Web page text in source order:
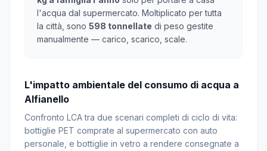
l'acqua dal supermercato. Moltiplicato per tutta
la città, sono 598 tonnellate di peso gestite
manualmente — carico, scarico, scale.
L'impatto ambientale del consumo di acqua a
Alfianello
Confronto LCA tra due scenari completi di ciclo di vita:
bottiglie PET comprate al supermercato con auto
personale, e bottiglie in vetro a rendere consegnate a